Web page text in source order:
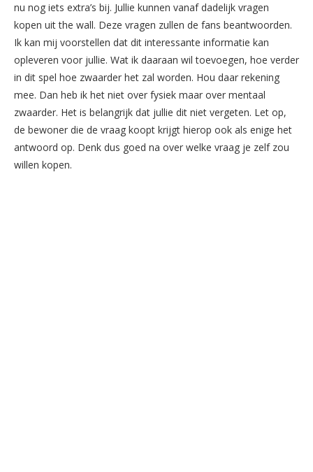
nu nog iets extra’s bij. Jullie kunnen vanaf dadelijk vragen
kopen uit the wall. Deze vragen zullen de fans beantwoorden.
Ik kan mij voorstellen dat dit interessante informatie kan
opleveren voor jullie. Wat ik daaraan wil toevoegen, hoe verder
in dit spel hoe zwaarder het zal worden. Hou daar rekening
mee. Dan heb ik het niet over fysiek maar over mentaal
zwaarder. Het is belangrijk dat jullie dit niet vergeten. Let op,
de bewoner die de vraag koopt krijgt hierop ook als enige het
antwoord op. Denk dus goed na over welke vraag je zelf zou
willen kopen.